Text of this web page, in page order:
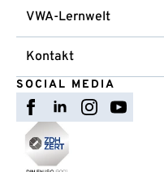
VWA-Lernwelt
Kontakt
SOCIAL MEDIA